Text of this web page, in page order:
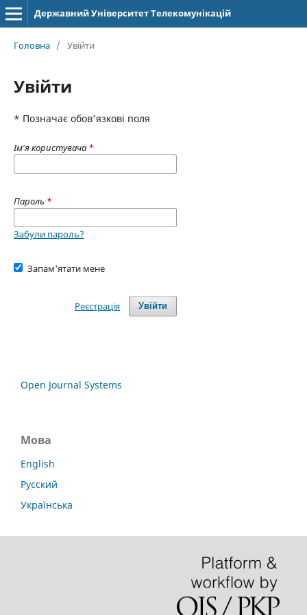
Державний Університет Телекомунікацій
Головна / Увійти
Увійти
* Позначає обов'язкові поля
Ім'я користувача *
Пароль *
Забули пароль?
Запам'ятати мене
Увійти
Реєстрація
Open Journal Systems
Мова
English
Русский
Українська